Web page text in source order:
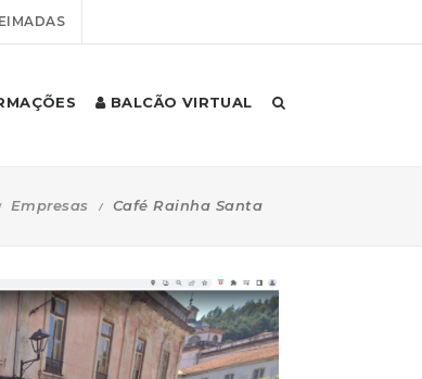
BALCÃO VIRTUAL
Empresas Café Rainha Santa